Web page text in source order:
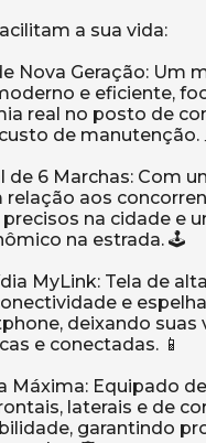
a sua vida:
Nova Geração: Um
e eficiente,
real no posto de
de manutenção.
de 6 Marchas: Com
relação aos
na cidade e
na estrada. 🕹️
MyLink: Tela de alta
e
deixando suas
e conectadas. 📱
Máxima: Equipado
laterais e de
garantindo